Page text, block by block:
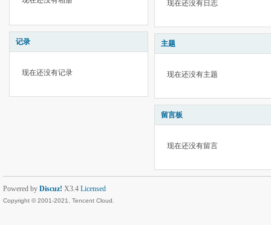
记录
现在还没有记录
现在还没有日志
主题
现在还没有主题
留言板
现在还没有留言
Powered by Discuz! X3.4 Licensed
Copyright © 2001-2021, Tencent Cloud.